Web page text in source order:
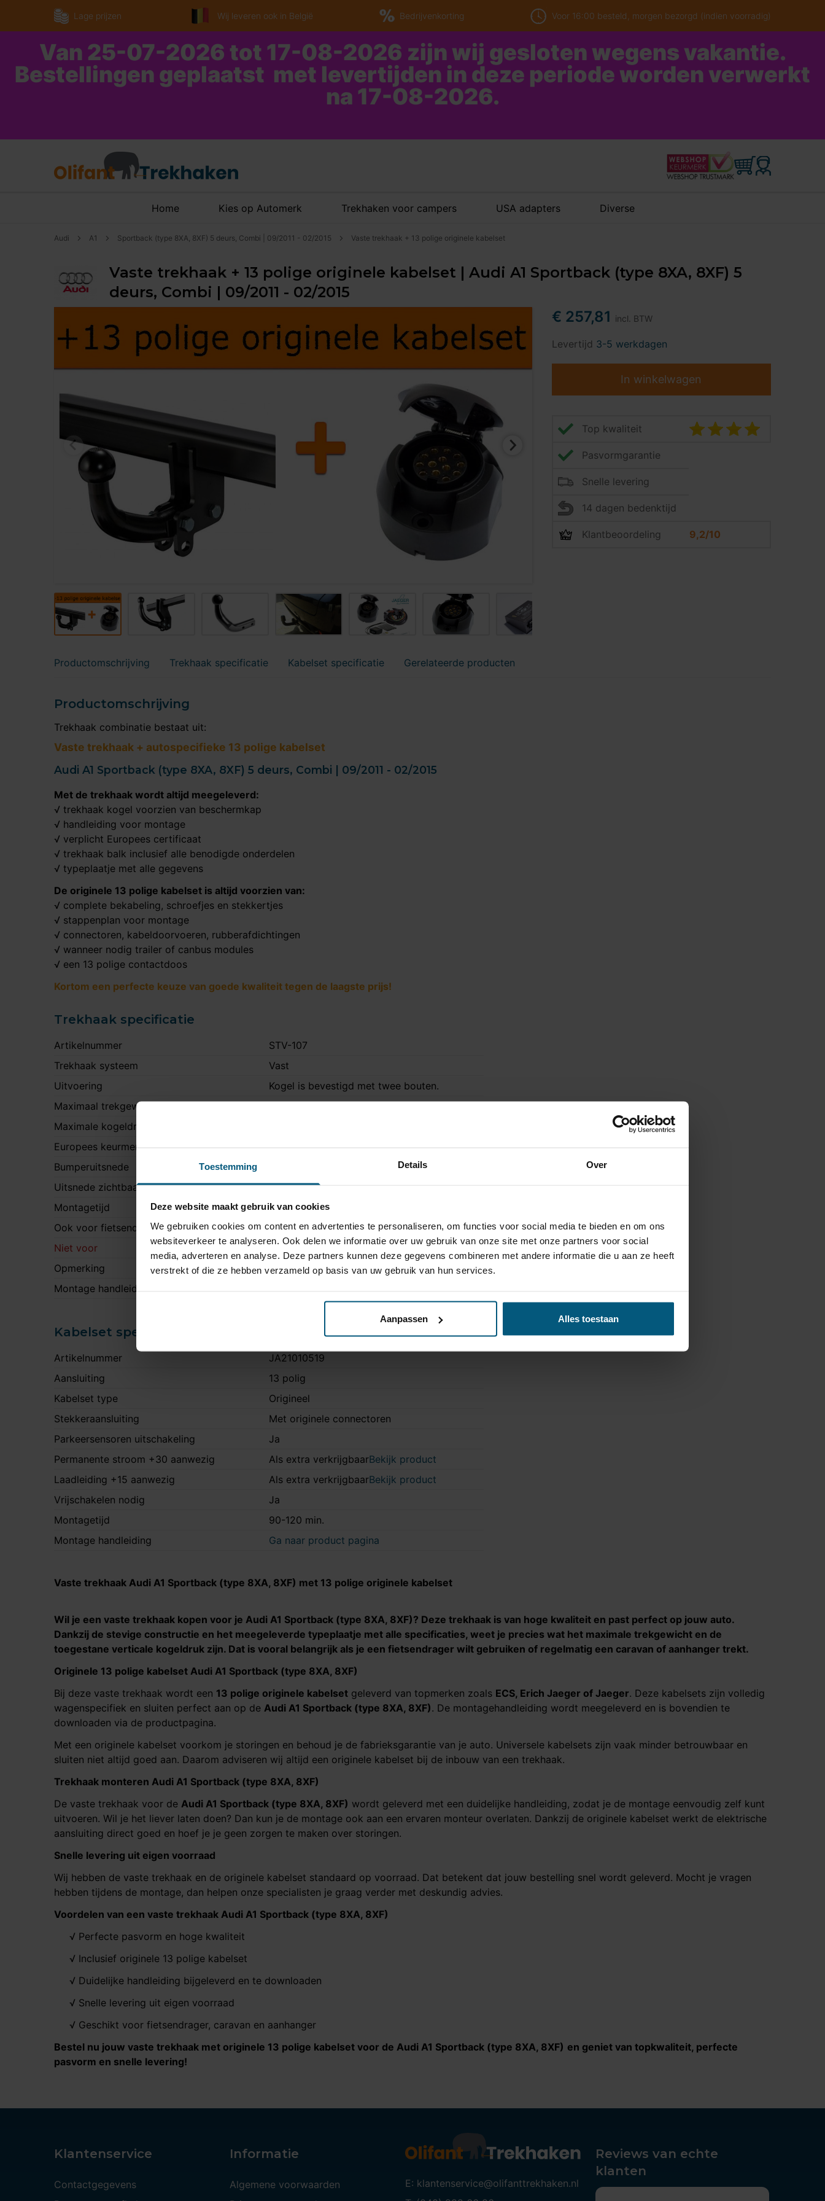
Toestemming Details Over
Deze website maakt gebruik van cookies
We gebruiken cookies om content en advertenties te personaliseren, om functies voor social media te bieden en om ons
websiteverkeer te analyseren. Ook delen we informatie over uw gebruik van onze site met onze partners voor social
media, adverteren en analyse. Deze partners kunnen deze gegevens combineren met andere informatie die u aan ze heeft
verstrekt of die ze hebben verzameld op basis van uw gebruik van hun services.
Aanpassen Alles toestaan
Lage prijzen Wij leveren ook in België Bedrijvenkorting Voor 16:00 besteld, morgen bezorgd (indien voorradig)
Van 25-07-2026 tot 17-08-2026 zijn wij gesloten wegens vakantie.
Bestellingen geplaatst met levertijden in deze periode worden verwerkt
na 17-08-2026.
Home Kies op Automerk Trekhaken voor campers USA adapters Diverse
Audi A1 Sportback (type 8XA, 8XF) 5 deurs, Combi | 09/2011 - 02/2015 Vaste trekhaak + 13 polige originele kabelset
Vaste trekhaak + 13 polige originele kabelset | Audi A1 Sportback (type 8XA, 8XF) 5
deurs, Combi | 09/2011 - 02/2015
€ 257,81 incl. BTW
Levertijd 3-5 werkdagen
In winkelwagen
Top kwaliteit
Pasvormgarantie
Snelle levering
14 dagen bedenktijd
Klantbeoordeling 9,2/10
Productomschrijving Trekhaak specificatie Kabelset specificatie Gerelateerde producten
Productomschrijving
Trekhaak combinatie bestaat uit:
Vaste trekhaak + autospecifieke 13 polige kabelset
Audi A1 Sportback (type 8XA, 8XF) 5 deurs, Combi | 09/2011 - 02/2015
Met de trekhaak wordt altijd meegeleverd:
√ trekhaak kogel voorzien van beschermkap
√ handleiding voor montage
√ verplicht Europees certificaat
√ trekhaak balk inclusief alle benodigde onderdelen
√ typeplaatje met alle gegevens
De originele 13 polige kabelset is altijd voorzien van:
√ complete bekabeling, schroefjes en stekkertjes
√ stappenplan voor montage
√ connectoren, kabeldoorvoeren, rubberafdichtingen
√ wanneer nodig trailer of canbus modules
√ een 13 polige contactdoos
Kortom een perfecte keuze van goede kwaliteit tegen de laagste prijs!
Trekhaak specificatie
Artikelnummer
STV-107
Trekhaak systeem
Vast
Uitvoering
Kogel is bevestigd met twee bouten.
Maximaal trekgewicht
Maximale kogeldruk
Europees keurmerk
Bumperuitsnede
Uitsnede zichtbaar
Nee
Montagetijd
2 uur
Ook voor fietsendrager
Ja
Niet voor
Crosspolo, GTI
Opmerking
Ook blue GT modellen
Montage handleiding
Kabelset specificatie
Artikelnummer
JA21010519
Aansluiting
13 polig
Kabelset type
Origineel
Stekkeraansluiting
Met originele connectoren
Parkeersensoren uitschakeling
Ja
Permanente stroom +30 aanwezig
Als extra verkrijgbaarBekijk product
Laadleiding +15 aanwezig
Als extra verkrijgbaarBekijk product
Vrijschakelen nodig
Ja
Montagetijd
90-120 min.
Montage handleiding
Ga naar product pagina
Vaste trekhaak Audi A1 Sportback (type 8XA, 8XF) met 13 polige originele kabelset
Wil je een vaste trekhaak kopen voor je Audi A1 Sportback (type 8XA, 8XF)? Deze trekhaak is van hoge kwaliteit en past perfect op jouw auto.
Dankzij de stevige constructie en het meegeleverde typeplaatje met alle specificaties, weet je precies wat het maximale trekgewicht en de
toegestane verticale kogeldruk zijn. Dat is vooral belangrijk als je een fietsendrager wilt gebruiken of regelmatig een caravan of aanhanger trekt.
Originele 13 polige kabelset Audi A1 Sportback (type 8XA, 8XF)
Bij deze vaste trekhaak wordt een 13 polige originele kabelset geleverd van topmerken zoals ECS, Erich Jaeger of Jaeger. Deze kabelsets zijn volledig
wagenspecifiek en sluiten perfect aan op de Audi A1 Sportback (type 8XA, 8XF). De montagehandleiding wordt meegeleverd en is bovendien te
downloaden via de productpagina.
Met een originele kabelset voorkom je storingen en behoud je de fabrieksgarantie van je auto. Universele kabelsets zijn vaak minder betrouwbaar en
sluiten niet altijd goed aan. Daarom adviseren wij altijd een originele kabelset bij de inbouw van een trekhaak.
Trekhaak monteren Audi A1 Sportback (type 8XA, 8XF)
De vaste trekhaak voor de Audi A1 Sportback (type 8XA, 8XF) wordt geleverd met een duidelijke handleiding, zodat je de montage eenvoudig zelf kunt
uitvoeren. Wil je het liever laten doen? Dan kun je de montage ook aan een ervaren monteur overlaten. Dankzij de originele kabelset werkt de elektrische
aansluiting direct goed en hoef je je geen zorgen te maken over storingen.
Snelle levering uit eigen voorraad
Wij hebben de vaste trekhaak en de originele kabelset standaard op voorraad. Dat betekent dat jouw bestelling snel wordt geleverd. Mocht je vragen
hebben tijdens de montage, dan helpen onze specialisten je graag verder met deskundig advies.
Voordelen van een vaste trekhaak Audi A1 Sportback (type 8XA, 8XF)
√ Perfecte pasvorm en hoge kwaliteit
√ Inclusief originele 13 polige kabelset
√ Duidelijke handleiding bijgeleverd en te downloaden
√ Snelle levering uit eigen voorraad
√ Geschikt voor fietsendrager, caravan en aanhanger
Bestel nu jouw vaste trekhaak met originele 13 polige kabelset voor de Audi A1 Sportback (type 8XA, 8XF) en geniet van topkwaliteit, perfecte
pasvorm en snelle levering!
Klantenservice
Contactgegevens
Informatie
Algemene voorwaarden
E: klantenservice@olifanttrekhaken.nl
Reviews van echte
klanten